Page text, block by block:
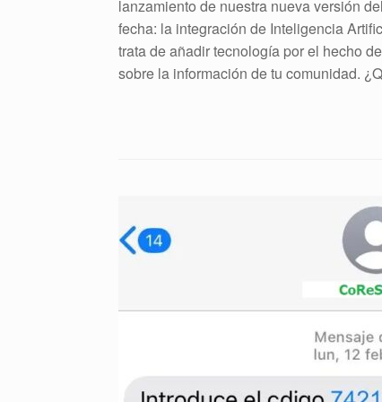
lanzamiento de nuestra nueva versión
fecha: la integración de Inteligencia
trata de añadir tecnología por el hecho
sobre la información de tu comunidad.